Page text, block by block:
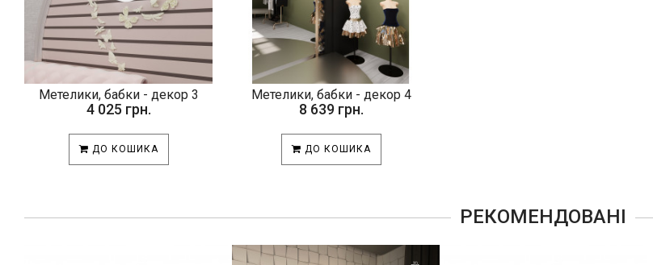
Метелики, бабки - декор 3
4 025 грн.
ДО КОШИКА
Метелики, бабки - декор 4
8 639 грн.
ДО КОШИКА
РЕКОМЕНДОВАНІ